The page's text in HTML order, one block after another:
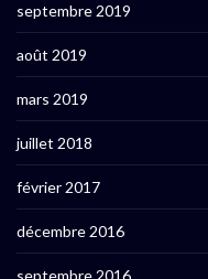
septembre 2019
août 2019
mars 2019
juillet 2018
février 2017
décembre 2016